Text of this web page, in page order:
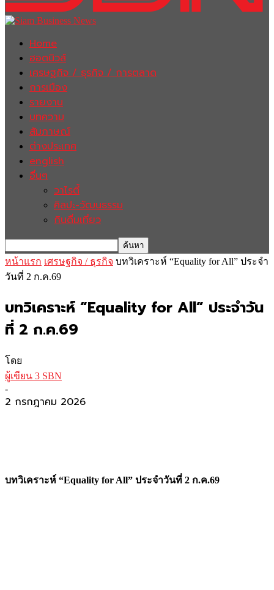
Home
ฮอตนิวส์
เศรษฐกิจ / ธุรกิจ / การตลาด
การเมือง
รายงาน
บทความ
สัมภาษณ์
ต่างประเทศ
english
อื่นๆ
วาไรตี้
ศิลปะ-วัฒนธรรม
กินดื่มเที่ยว
หน้าแรก เศรษฐกิจ / ธุรกิจ บทวิเคราะห์ “Equality for All” ประจำ
วันที่ 2 ก.ค.69
บทวิเคราะห์ “Equality for All” ประจำวัน
ที่ 2 ก.ค.69
โดย
ผู้เขียน 3 SBN
-
2 กรกฎาคม 2026
บทวิเคราะห์ “Equality for All” ประจำวันที่ 2 ก.ค.69